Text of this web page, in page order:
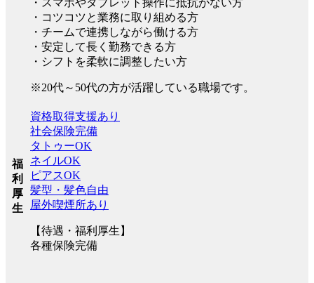
・コツコツと業務に取り組める方
・チームで連携しながら働ける方
・安定して長く勤務できる方
・シフトを柔軟に調整したい方
※20代～50代の方が活躍している職場です。
福
利
厚
生
資格取得支援あり
社会保険完備
タトゥーOK
ネイルOK
ピアスOK
髪型・髪色自由
屋外喫煙所あり
【待遇・福利厚生】
各種保険完備